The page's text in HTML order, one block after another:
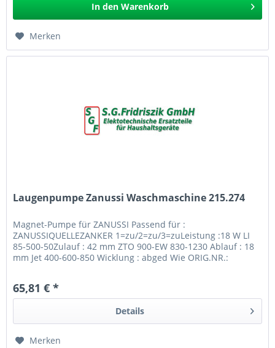
In den Warenkorb
Merken
Laugenpumpe Zanussi Waschmaschine 215.274
Magnet-Pumpe für ZANUSSI Passend für :
ZANUSSIQUELLEZANKER 1=zu/2=zu/3=zuLeistung :18 W LI
85-500-50Zulauf : 42 mm ZTO 900-EW 830-1230 Ablauf : 18
mm Jet 400-600-850 Wicklung : abged Wie ORIG.NR.:
65,81 € *
Details
Merken